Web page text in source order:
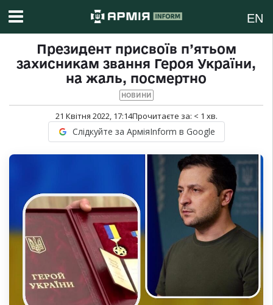
EN
Президент присвоїв п’ятьом
захисникам звання Героя України,
на жаль, посмертно
НОВИНИ
21 Квітня 2022, 17:14Прочитаєте за: < 1 хв.
Слідкуйте за АрміяInform в Google